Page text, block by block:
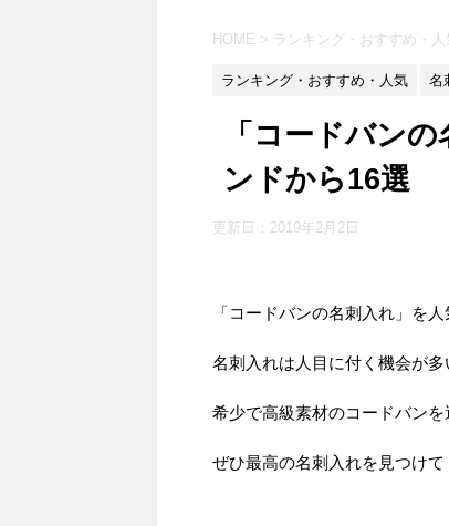
HOME > ランキング・おすすめ・人
ランキング・おすすめ・人気 名
「コードバン
ンドから16選
更新日： 2019年2月2日
「コードバンの名刺入れ」を
名刺入れは人目に付く機会が
希少で高級素材のコードバン
ぜひ最高の名刺入れを見つけて